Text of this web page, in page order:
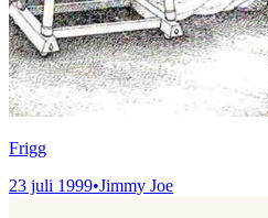
Frigg
23 juli 1999•Jimmy Joe